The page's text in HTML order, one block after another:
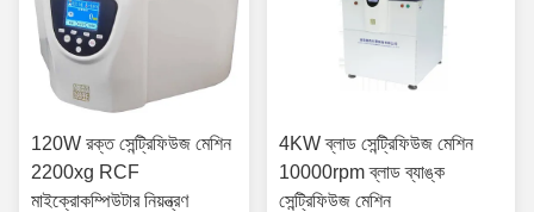
120W রক্ত ​​সেন্ট্রিফিউজ মেশিন
2200xg RCF
মাইক্রোকম্পিউটার নিয়ন্ত্রণ
4KW ব্লাড সেন্ট্রিফিউজ মেশিন
10000rpm ব্লাড ব্যাঙ্ক
সেন্ট্রিফিউজ মেশিন